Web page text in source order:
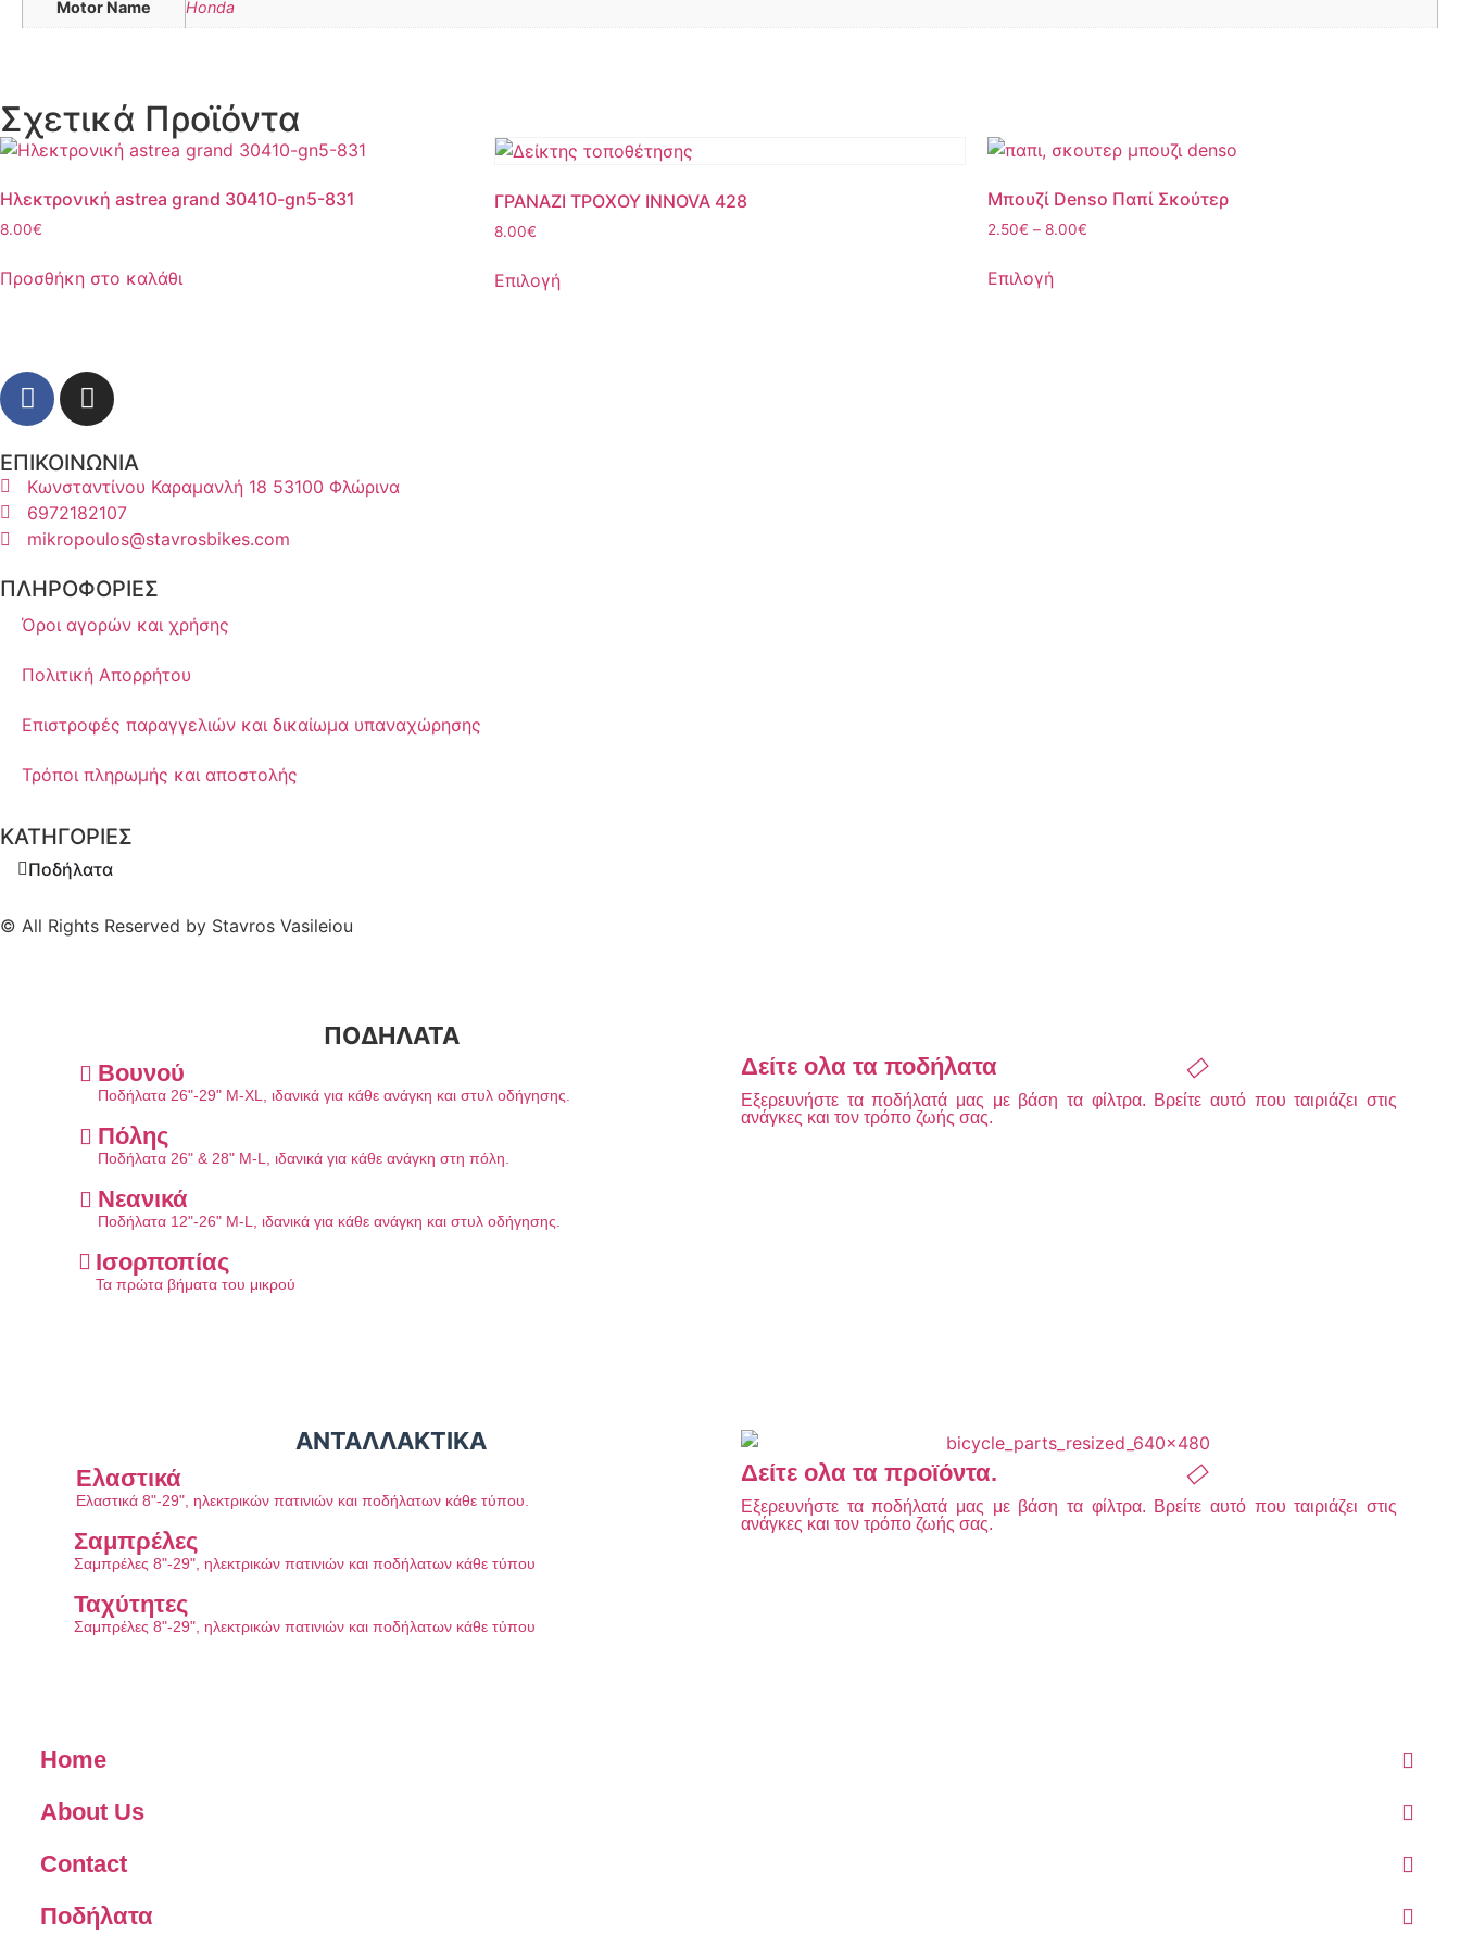
Motor Name Honda
Σχετικά Προϊόντα
Ηλεκτρονική astrea grand 30410-gn5-831
8.00€
Προσθήκη στο καλάθι
ΓΡΑΝΑΖΙ ΤΡΟΧΟΥ INNOVA 428
8.00€
Επιλογή
Μπουζί Denso Παπί Σκούτερ
2.50€ – 8.00€
Επιλογή
ΕΠΙΚΟΙΝΩΝΙΑ
Κωνσταντίνου Καραμανλή 18 53100 Φλώρινα
6972182107
mikropoulos@stavrosbikes.com
ΠΛΗΡΟΦΟΡΙΕΣ
Όροι αγορών και χρήσης
Πολιτική Απορρήτου
Επιστροφές παραγγελιών και δικαίωμα υπαναχώρησης
Τρόποι πληρωμής και αποστολής
ΚΑΤΗΓΟΡΙΕΣ
Ποδήλατα
© All Rights Reserved by Stavros Vasileiou
ΠΟΔΗΛΑΤΑ
Βουνού
Ποδήλατα 26"-29" M-XL, ιδανικά για κάθε ανάγκη και στυλ οδήγησης.
Πόλης
Ποδήλατα 26" & 28" M-L, ιδανικά για κάθε ανάγκη στη πόλη.
Νεανικά
Ποδήλατα 12"-26" M-L, ιδανικά για κάθε ανάγκη και στυλ οδήγησης.
Ισορποπίας
Τα πρώτα βήματα του μικρού
Δείτε ολα τα ποδήλατα
Εξερευνήστε τα ποδήλατά μας με βάση τα φίλτρα. Βρείτε αυτό που ταιριάζει στις
ανάγκες και τον τρόπο ζωής σας.
ΑΝΤΑΛΛΑΚΤΙΚΑ
Ελαστικά
Ελαστικά 8"-29", ηλεκτρικών πατινιών και ποδήλατων κάθε τύπου.
Σαμπρέλες
Σαμπρέλες 8"-29", ηλεκτρικών πατινιών και ποδήλατων κάθε τύπου
Ταχύτητες
Σαμπρέλες 8"-29", ηλεκτρικών πατινιών και ποδήλατων κάθε τύπου
Δείτε ολα τα προϊόντα.
Εξερευνήστε τα ποδήλατά μας με βάση τα φίλτρα. Βρείτε αυτό που ταιριάζει στις
ανάγκες και τον τρόπο ζωής σας.
Home
About Us
Contact
Ποδήλατα